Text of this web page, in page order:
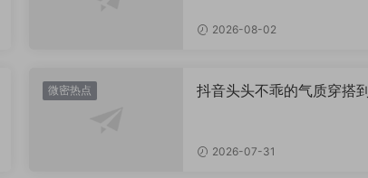
2026-08-02
微密热点
抖音头头不乖的气质穿搭
2026-07-31